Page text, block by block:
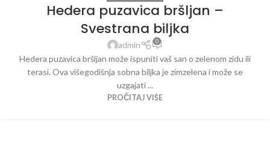
Hedera puzavica bršljan –
Svestrana biljka
admin 0
Hedera puzavica bršljan može ispuniti vaš san o zelenom zidu ili
terasi. Ova višegodišnja sobna biljka je zimzelena i može se
uzgajati ...
PROČITAJ VIŠE